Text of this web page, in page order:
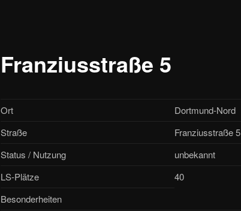
Franziusstraße 5
Ort
Dortmund-Nord
Straße
Franziusstraße 5
Status / Nutzung
unbekannt
LS-Plätze
40
Besonderheiten